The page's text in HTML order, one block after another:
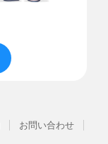
お問い合わせ